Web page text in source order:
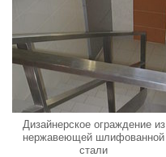
Дизайнерское ограждение из
нержавеющей шлифованной
стали